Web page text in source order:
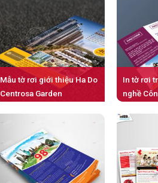
Mẫu tờ rơi giới thiệu Ha Do
Centrosa Garden
In tờ rơi
nghề